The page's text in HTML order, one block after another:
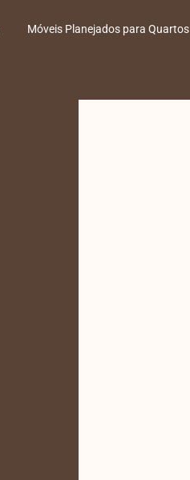
Móveis Planejados para Quartos